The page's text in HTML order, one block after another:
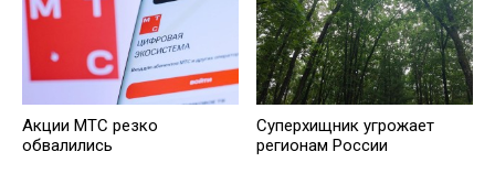
Акции МТС резко
обвалились
Суперхищник угрожает
регионам России